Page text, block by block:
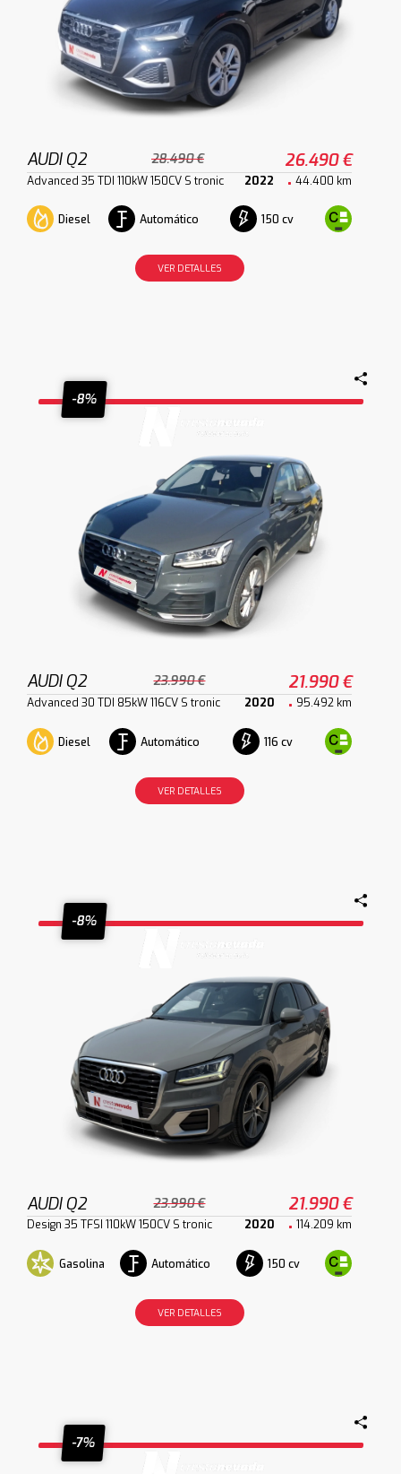
AUDI Q2 28.490 € 26.490 €
Advanced 35 TDI 110kW 150CV S tronic 2022 44.400 km
Diesel Automático 150 cv
VER DETALLES
-8%
AUDI Q2 23.990 € 21.990 €
Advanced 30 TDI 85kW 116CV S tronic 2020 95.492 km
Diesel Automático 116 cv
VER DETALLES
-8%
AUDI Q2 23.990 € 21.990 €
Design 35 TFSI 110kW 150CV S tronic 2020 114.209 km
Gasolina Automático 150 cv
VER DETALLES
-7%